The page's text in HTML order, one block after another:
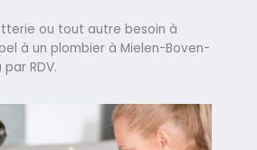
ou tout autre besoin à
à un plombier à Mielen-Boven-
RDV.